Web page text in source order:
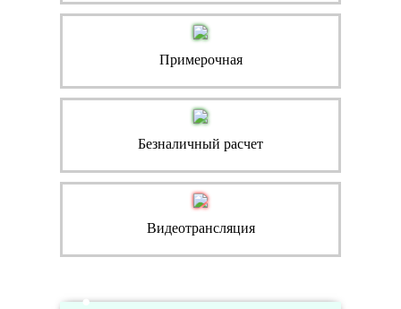
Примерочная
Безналичный расчет
Видеотрансляция